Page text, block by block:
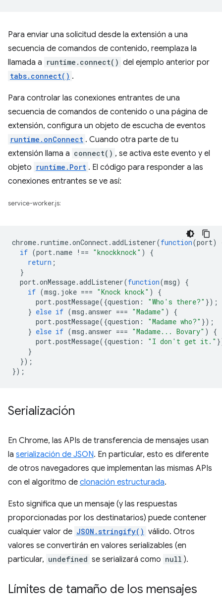
Para enviar una solicitud desde la extensión a una
secuencia de comandos de contenido, reemplaza la
llamada a runtime.connect() del ejemplo anterior por
tabs.connect() .
Para controlar las conexiones entrantes de una
secuencia de comandos de contenido o una página de
extensión, configura un objeto de escucha de eventos
runtime.onConnect . Cuando otra parte de tu
extensión llama a connect() , se activa este evento y el
objeto runtime.Port . El código para responder a las
conexiones entrantes se ve así:
service-worker.js:
chrome. runtime.onConnect.addListener(function(port)
if (port.name !== "knockknock" )
{
return ;
}
port.onMessage.addListener(function(msg)
{
if (msg . joke === "Knock knock" )
{
port.postMessage({question : "Who's there?" });
} else if (msg .answer === "Madame" )
{
port.postMessage({question : "Madame who?" });
} else if (msg .answer === "Madame... Bovary" )
{
port.postMessage({question : "I don't get it."
}
});
});
Serialización
En Chrome, las APIs de transferencia de mensajes usan
la serialización de JSON. En particular, esto es diferente
de otros navegadores que implementan las mismas APIs
con el algoritmo de clonación estructurada.
Esto significa que un mensaje (y las respuestas
proporcionadas por los destinatarios) puede contener
cualquier valor de JSON.stringify() válido. Otros
valores se convertirán en valores serializables (en
particular, undefined se serializará como null ).
Límites de tamaño de los mensajes